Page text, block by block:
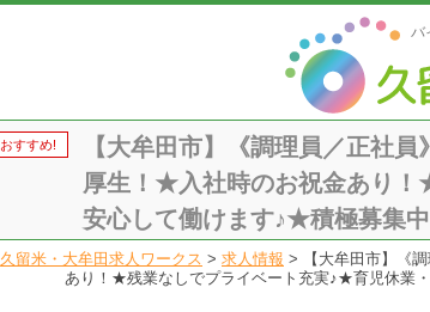
バ
おすすめ!
【大牟田市】《調理員／正社
厚生！★入社時のお祝金あり
安心して働けます♪★積極募集
久留米・大牟田求人ワークス > 求人情報 >
【大牟田市】《
あり！★残業なしでプライベート充実♪★育児休業